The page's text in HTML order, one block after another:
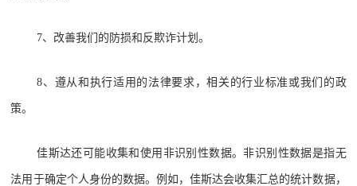
7、改善我们的防损和反欺诈计划。
8、遵从和执行适用的法律要求，相关的行业标准或我们的政
策。
佳斯达还可能收集和使用非识别性数据。非识别性数据是指无
法用于确定个人身份的数据。例如，佳斯达会收集汇总的统计数据，